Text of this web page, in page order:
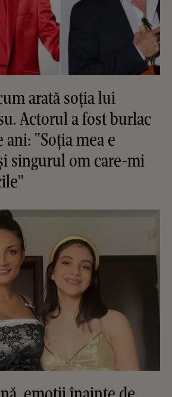
arată soția lui
Actorul a fost burlac
ani: "Soția mea e
singurul om care-mi